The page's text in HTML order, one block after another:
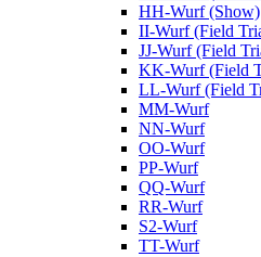
HH-Wurf (Show)
II-Wurf (Field
JJ-Wurf (Field
KK-Wurf (Field
LL-Wurf (Field
MM-Wurf
NN-Wurf
OO-Wurf
PP-Wurf
QQ-Wurf
RR-Wurf
S2-Wurf
TT-Wurf